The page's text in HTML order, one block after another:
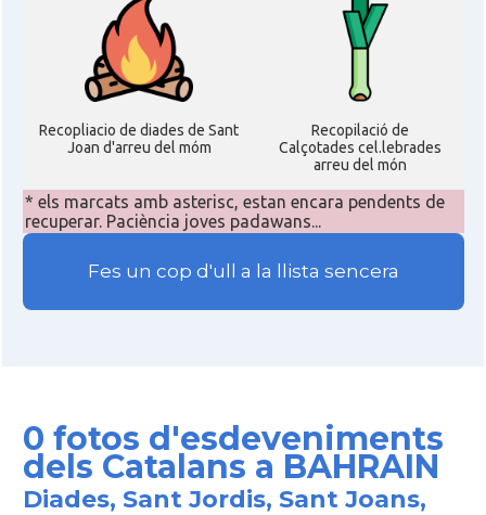
Recopliacio de diades de Sant
Joan d'arreu del móm
Recopilació de
Calçotades cel.lebrades
arreu del món
* els marcats amb asterisc, estan encara pendents de
recuperar. Paciència joves padawans...
Fes un cop d'ull a la llista sencera
0 fotos d'esdeveniments
dels Catalans a BAHRAIN
Diades, Sant Jordis, Sant Joans,